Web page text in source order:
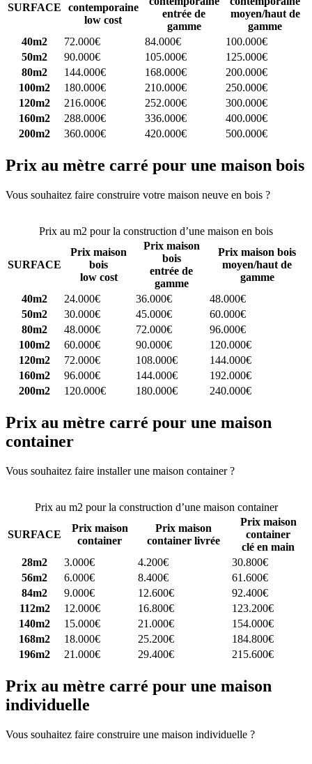
SURFACE
contemporaine
low cost
entrée de
gamme
moyen/haut de
gamme
40m2
72.000€ 84.000€
100.000€
50m2
90.000€ 105.000€
125.000€
80m2
144.000€ 168.000€
200.000€
100m2
180.000€ 210.000€
250.000€
120m2
216.000€ 252.000€
300.000€
160m2
288.000€ 336.000€
400.000€
200m2
360.000€ 420.000€ 500.000€
Prix au mètre carré pour une maison bois
Vous souhaitez faire construire votre maison neuve en bois ?
Prix au m2 pour la construction d’une maison en bois
SURFACE
Prix maison
bois
low cost
Prix maison
bois
entrée de
gamme
Prix maison bois
moyen/haut de
gamme
40m2
24.000€ 36.000€
48.000€
50m2
30.000€ 45.000€
60.000€
80m2
48.000€ 72.000€
96.000€
100m2
60.000€ 90.000€
120.000€
120m2
72.000€ 108.000€
144.000€
160m2
96.000€ 144.000€
192.000€
200m2
120.000€ 180.000€ 240.000€
Prix au mètre carré pour une maison
container
Vous souhaitez faire installer une maison container ?
Prix au m2 pour la construction d’une maison container
SURFACE
Prix maison
container
Prix maison
container livrée
Prix maison
container
clé en main
28m2
3.000€ 4.200€
30.800€
56m2
6.000€ 8.400€
61.600€
84m2
9.000€ 12.600€
92.400€
112m2
12.000€ 16.800€
123.200€
140m2
15.000€ 21.000€
154.000€
168m2
18.000€ 25.200€
184.800€
196m2
21.000€ 29.400€ 215.600€
Prix au mètre carré pour une maison
individuelle
Vous souhaitez faire construire une maison individuelle ?